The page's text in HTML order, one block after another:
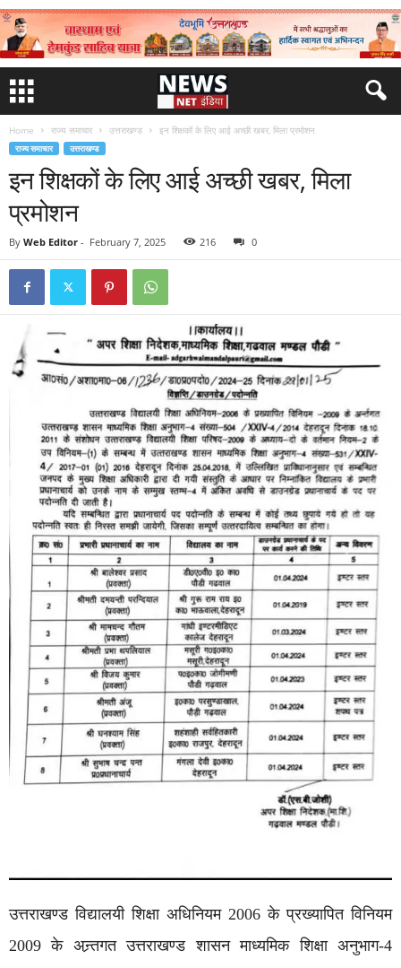
Home राज्य समाचार उत्तराखण्ड इन शिक्षकों के लिए आई अच्छी खबर, मिला प्रमोशन
राज्य समाचार उत्तराखण्ड
इन शिक्षकों के लिए आई अच्छी खबर, मिला
प्रमोशन
By Web Editor - February 7, 2025 216 0
उत्तराखण्ड विद्यालयी शिक्षा अधिनियम 2006 के प्रख्यापित विनियम
2009 के अन्र्तगत उत्तराखण्ड शासन माध्यमिक शिक्षा अनुभाग-4